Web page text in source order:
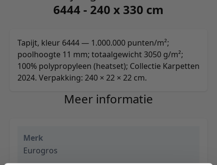
6444 - 240 x 330 cm
Tapijt, kleur 6444 — 1.000.000 punten/m²;
poolhoogte 11 mm; totaalgewicht 3050 g/m²;
100% polypropyleen (heatset); Collectie Karpetten
2024. Verpakking: 240 × 22 × 22 cm.
Meer informatie
Merk
Eurogros